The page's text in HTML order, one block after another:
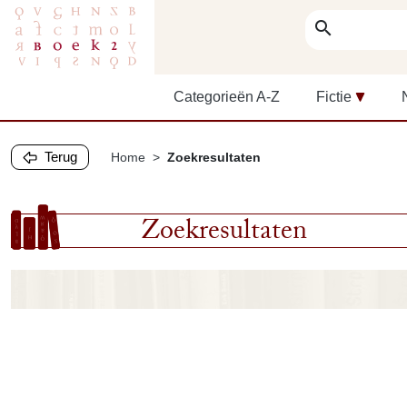
search
Categorieën A-Z Fictie
Terug Home Zoekresultaten
Zoekresultaten